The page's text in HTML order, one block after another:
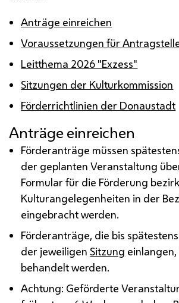
Anträge einreichen
Voraussetzungen für
Leitthema 2026 "Exzess"
Sitzungen der Kulturkommission
Förderrichtlinien der Donaustadt
Anträge einreichen
Förderanträge müssen
der geplanten Veranstaltung
Formular für die Förderung
Kulturangelegenheiten in der
eingebracht werden.
Förderanträge, die bis
der jeweiligenSitzung
behandelt werden.
Achtung: Geförderte